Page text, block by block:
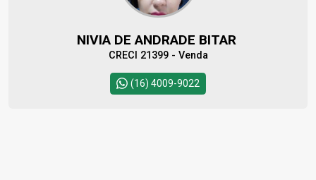
NIVIA DE ANDRADE BITAR
CRECI 21399 - Venda
(16) 4009-9022